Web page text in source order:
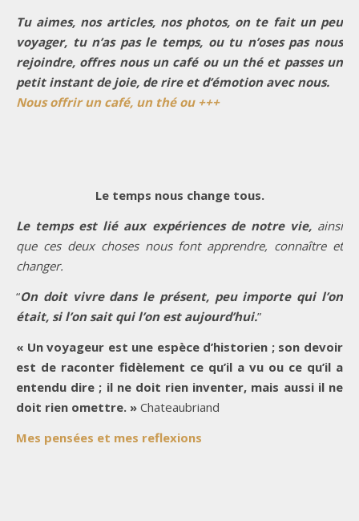
Tu aimes, nos articles, nos photos, on te fait un peu
voyager, tu n’as pas le temps, ou tu n’oses pas nous
rejoindre, offres nous un café ou un thé et passes un
petit instant de joie, de rire et d’émotion avec nous.
Nous offrir un café, un thé ou +++
Le temps nous change tous.
Le temps est lié aux expériences de notre vie, ainsi
que ces deux choses nous font apprendre, connaître et
changer.
“On doit vivre dans le présent, peu importe qui l’on
était, si l’on sait qui l’on est aujourd’hui.”
« Un voyageur est une espèce d’historien ; son devoir
est de raconter fidèlement ce qu’il a vu ou ce qu’il a
entendu dire ; il ne doit rien inventer, mais aussi il ne
doit rien omettre. » Chateaubriand
Mes pensées et mes reflexions